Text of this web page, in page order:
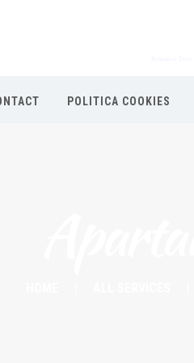
POLITICA COOKIES